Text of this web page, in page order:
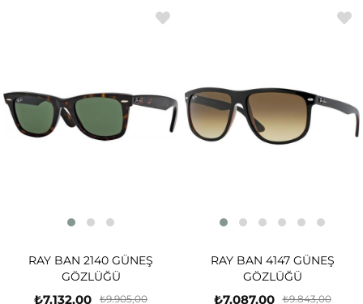
RAY BAN 2140 GÜNEŞ
GÖZLÜĞÜ
₺7.132,00 ₺9.905,00
RAY BAN 4147 GÜNEŞ
GÖZLÜĞÜ
₺7.087,00 ₺9.843,00